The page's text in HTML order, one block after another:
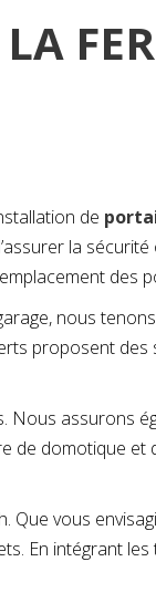
de
la
des
nous
proposent des
Nous assurons
de domotique et
vous
En intégrant